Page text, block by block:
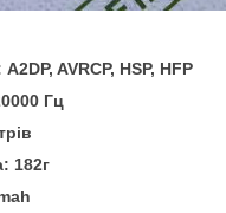
AVRCP, HSP, HFP
Гц
182г